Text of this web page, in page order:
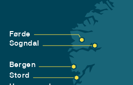
Førde
Sogndal
Bergen
Stord